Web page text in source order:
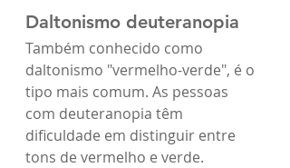
Daltonismo deuteranopia
Também conhecido como
daltonismo "vermelho-verde", é o
tipo mais comum. As pessoas
com deuteranopia têm
dificuldade em distinguir entre
tons de vermelho e verde.